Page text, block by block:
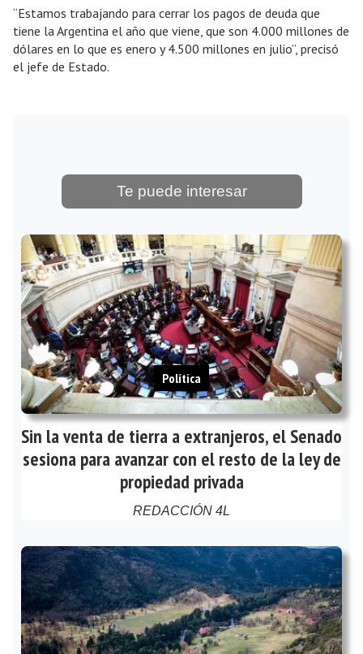
“Estamos trabajando para cerrar los pagos de deuda que
tiene la Argentina el año que viene, que son 4.000 millones de
dólares en lo que es enero y 4.500 millones en julio”, precisó
el jefe de Estado.
Te puede interesar
Sin la venta de tierra a extranjeros, el Senado
sesiona para avanzar con el resto de la ley de
propiedad privada
REDACCIÓN 4L
Política